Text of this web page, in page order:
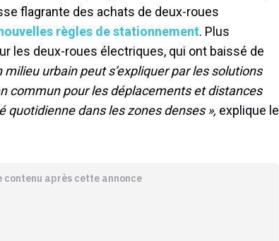
flagrante des achats de deux-roues
règles de stationnement. Plus
les deux-roues électriques, qui ont baissé de
urbain peut s’expliquer par les solutions
commun pour les déplacements et distances
quotidienne dans les zones denses », explique le
contenu après cette annonce